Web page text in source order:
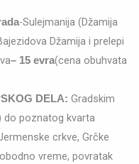
-Sulejmanija (Džamija
Džamija i prelepi
– 15 evra(cena obuhvata
DELA: Gradskim
poznatog kvarta
crkve, Grčke
vreme, povratak